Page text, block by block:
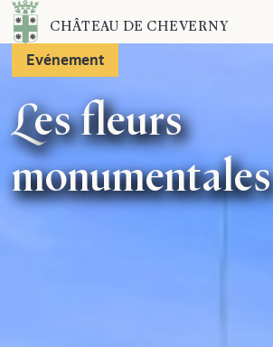
Contenu
CHÂTEAU DE CHEVERNY
Evénement
Les fleurs
monumentales